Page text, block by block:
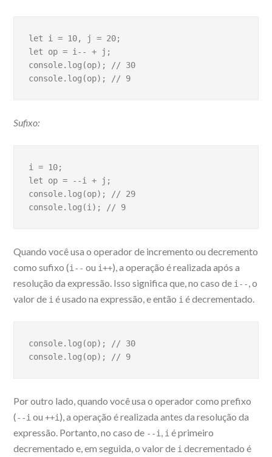
let i = 10, j = 20;
let op = i-- + j;
console.log(op); // 30
console.log(op); // 9
Sufixo:
i = 10;
let op = --i + j;
console.log(op); // 29
console.log(i); // 9
Quando você usa o operador de incremento ou decremento
como sufixo (i-- ou i++), a operação é realizada após a
resolução da expressão. Isso significa que, no caso de i-- , o
valor de i é usado na expressão, e então i é decrementado.
console.log(op); // 30
console.log(op); // 9
Por outro lado, quando você usa o operador como prefixo
(--i ou++i ), a operação é realizada antes da resolução da
expressão. Portanto, no caso de --i i é primeiro
decrementado e, em seguida, o valor de i decrementado é